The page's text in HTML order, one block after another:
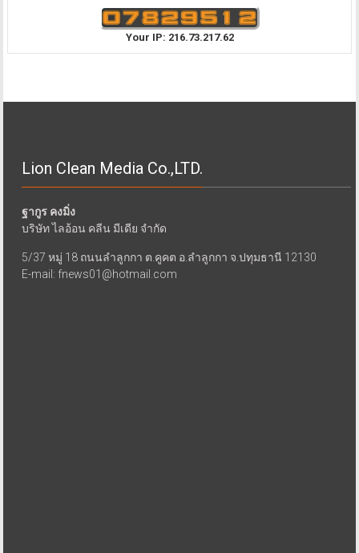
Your IP: 216.73.217.62
Lion Clean Media Co.,LTD.
ฐากูร คงมิ่ง
บริษัท ไลอ้อน คลีน มีเดีย จำกัด
5/37 หมู่ 18 ถนนลำลูกกา ต.คูคต อ.ลำลูกกา จ.ปทุมธานี 12130
E-mail: fnews01@hotmail.com